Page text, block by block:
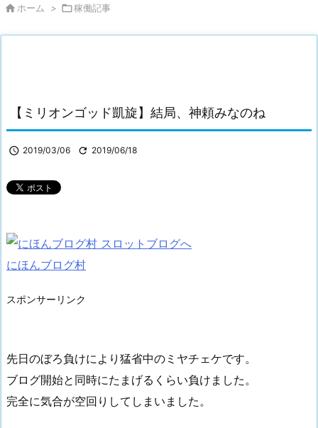
 ホーム > 稼働記事
【ミリオンゴッド凱旋】結局、神頼みなのね
 2019/03/06  2019/06/18
にほんブログ村
スポンサーリンク
先日のぼろ負けにより猛省中のミヤチェケです。
ブログ開始と同時にたまげるくらい負けました。
完全に気合が空回りしてしまいました。